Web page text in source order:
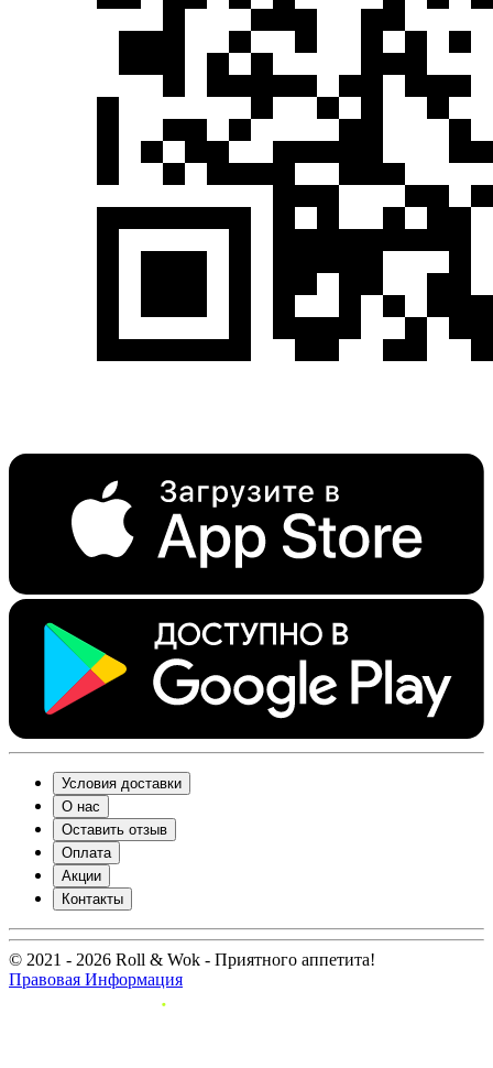
Условия доставки
О нас
Оставить отзыв
Оплата
Акции
Контакты
© 2021 - 2026 Roll & Wok - Приятного аппетита!
Правовая Информация